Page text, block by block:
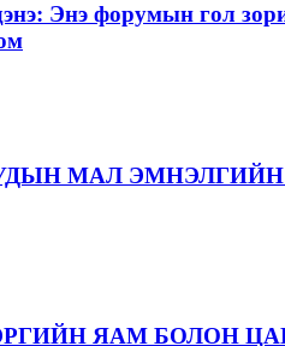
Энэ форумын гол
МАЛ
ЯАМ БОЛОН